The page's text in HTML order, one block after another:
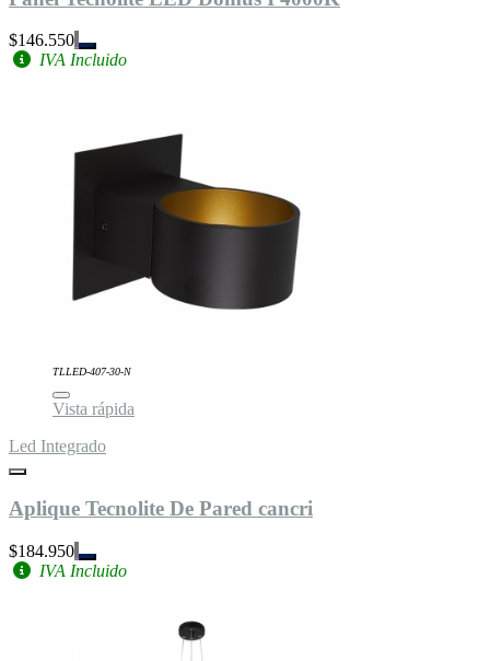
$146.550
IVA Incluido
TLLED-407-30-N
Vista rápida
Led Integrado
Aplique Tecnolite De Pared cancri
$184.950
IVA Incluido